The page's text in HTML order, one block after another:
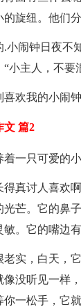
的旋纽。他们
闹钟日夜不知
“小主人，不要
我的小闹钟
文 篇2
只可爱的小
讨人喜欢啊
光芒。它的鼻
敏。它的嘴边
，白天，它
像没听见一样
你一松手，它